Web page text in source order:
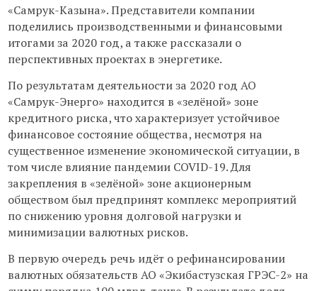
«Самрук-Казына». Представители компании
поделились производственными и финансовыми
итогами за 2020 год, а также рассказали о
перспективных проектах в энергетике.
По результатам деятельности за 2020 год АО
«Самрук-Энерго» находится в «зелёной» зоне
кредитного риска, что характеризует устойчивое
финансовое состояние общества, несмотря на
существенное изменение экономической ситуации, в
том числе влияние пандемии COVID-19. Для
закрепления в «зелёной» зоне акционерным
обществом был предпринят комплекс мероприятий
по снижению уровня долговой нагрузки и
минимизации валютных рисков.
В первую очередь речь идёт о рефинансировании
валютных обязательств АО «Экибастузская ГРЭС-2» на